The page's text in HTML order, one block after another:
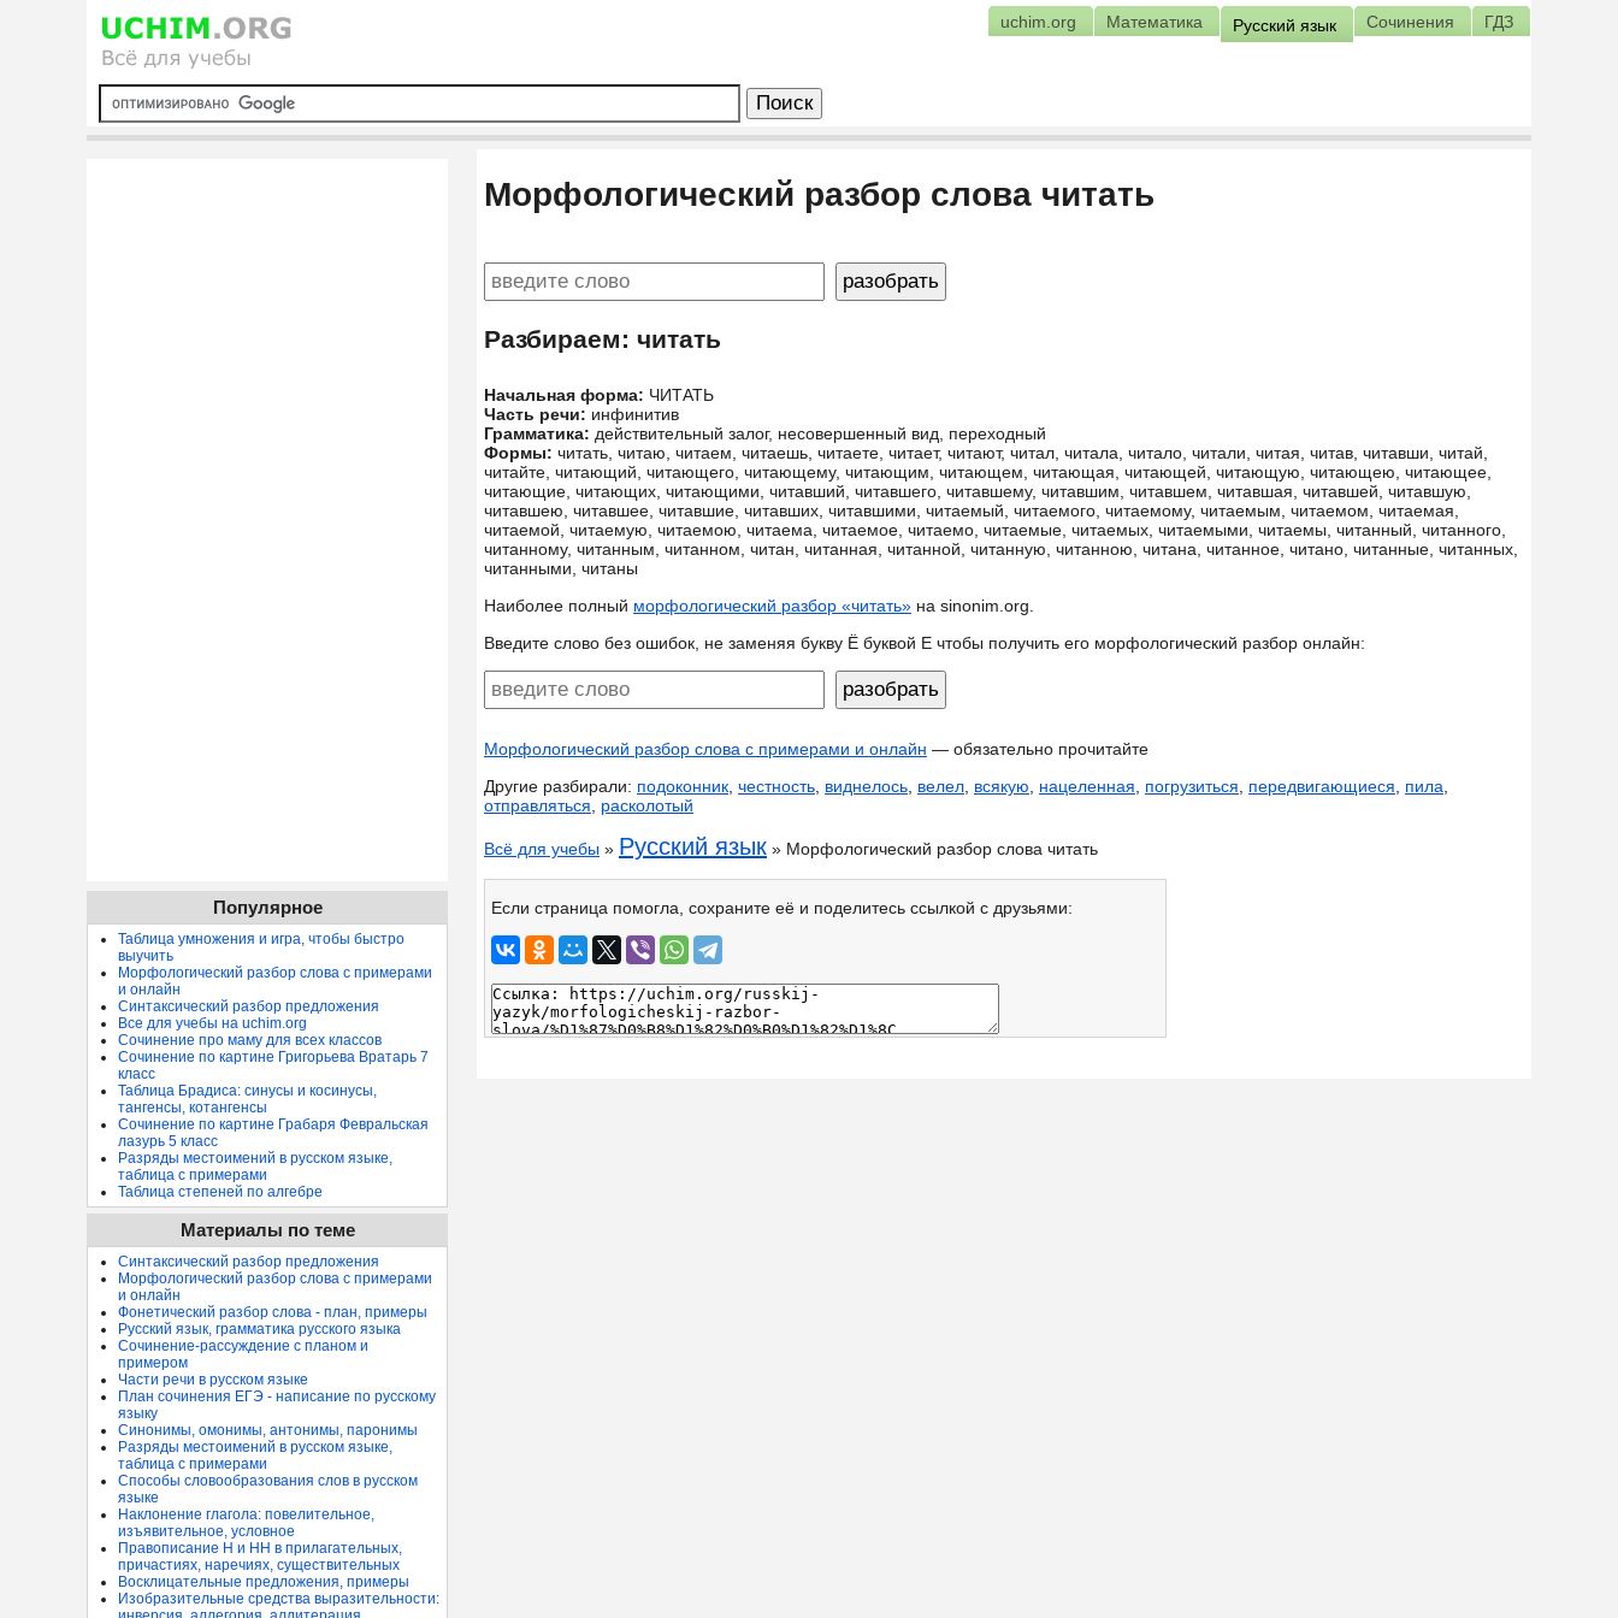
uchim.org Математика Русский язык Сочинения ГДЗ
Морфологический разбор слова читать
Разбираем: читать
Начальная форма: ЧИТАТЬ
Часть речи: инфинитив
Грамматика: действительный залог, несовершенный вид, переходный
Формы: читать, читаю, читаем, читаешь, читаете, читает, читают, читал, читала, читало, читали, читая, читав, читавши, читай,
читайте, читающий, читающего, читающему, читающим, читающем, читающая, читающей, читающую, читающею, читающее,
читающие, читающих, читающими, читавший, читавшего, читавшему, читавшим, читавшем, читавшая, читавшей, читавшую,
читавшею, читавшее, читавшие, читавших, читавшими, читаемый, читаемого, читаемому, читаемым, читаемом, читаемая,
читаемой, читаемую, читаемою, читаема, читаемое, читаемо, читаемые, читаемых, читаемыми, читаемы, читанный, читанного,
читанному, читанным, читанном, читан, читанная, читанной, читанную, читанною, читана, читанное, читано, читанные, читанных,
читанными, читаны
Наиболее полный морфологический разбор «читать» на sinonim.org.
Введите слово без ошибок, не заменяя букву Ё буквой Е чтобы получить его морфологический разбор онлайн:
Морфологический разбор слова с примерами и онлайн — обязательно прочитайте
Другие разбирали: подоконник честность виднелось велел всякую нацеленная погрузиться передвигающиеся пила
отправляться
расколотый
Всё для учебы » Русский язык » Морфологический разбор слова читать
Если страница помогла, сохраните её и поделитесь ссылкой с друзьями:
Популярное
Таблица умножения и игра, чтобы быстро
выучить
Морфологический разбор слова с примерами
и онлайн
Синтаксический разбор предложения
Все для учебы на uchim.org
Сочинение про маму для всех классов
Сочинение по картине Григорьева Вратарь 7
класс
Таблица Брадиса: синусы и косинусы,
тангенсы, котангенсы
Сочинение по картине Грабаря Февральская
лазурь 5 класс
Разряды местоимений в русском языке,
таблица с примерами
Таблица степеней по алгебре
Материалы по теме
Синтаксический разбор предложения
Морфологический разбор слова с примерами
и онлайн
Фонетический разбор слова - план, примеры
Русский язык, грамматика русского языка
Сочинение-рассуждение с планом и
примером
Части речи в русском языке
План сочинения ЕГЭ - написание по русскому
языку
Синонимы, омонимы, антонимы, паронимы
Разряды местоимений в русском языке,
таблица с примерами
Способы словообразования слов в русском
языке
Наклонение глагола: повелительное,
изъявительное, условное
Правописание Н и НН в прилагательных,
причастиях, наречиях, существительных
Восклицательные предложения, примеры
Изобразительные средства выразительности: